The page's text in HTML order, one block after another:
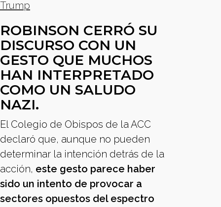
Trump
ROBINSON CERRÓ SU
DISCURSO CON UN
GESTO QUE MUCHOS
HAN INTERPRETADO
COMO UN SALUDO
NAZI.
El Colegio de Obispos de la ACC
declaró que, aunque no pueden
determinar la intención detrás de la
acción, este gesto parece haber
sido un intento de provocar a
sectores opuestos del espectro